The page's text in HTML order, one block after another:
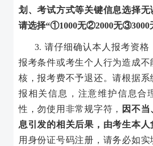
划、考试方式等关键信息选择无
请选择“①1000无②2000无③3000
3. 请仔细确认本人报考资格
报考条件或考生个人行为造成不
核，报考费不予退还。请根据系
报相关信息，注意维护信息合
性，勿使用非常规字符， 因不
息引发的相关后果，由考生本人
用身份证号码注册，请务必如实